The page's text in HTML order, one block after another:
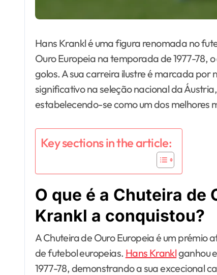
Hans Krankl é uma figura renomada no
Ouro Europeia na temporada de 1977-78,
golos. A sua carreira ilustre é marcada por
significativo na seleção nacional da
estabelecendo-se como um dos melhores
Key sections in the article:
O que é a Chuteira de
Krankl a conquistou?
A Chuteira de Ouro Europeia é um
de futebol europeias. Hans Kranklganhou
1977-78, demonstrando a sua excecional